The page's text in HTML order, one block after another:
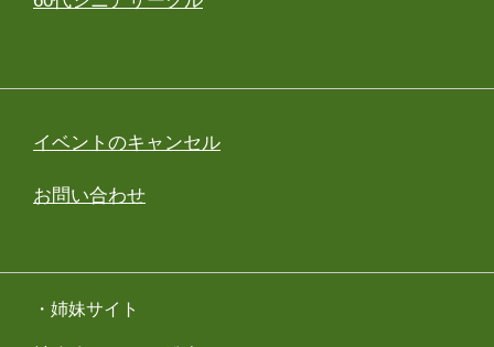
イベントのキャンセル
お問い合わせ
・姉妹サイト